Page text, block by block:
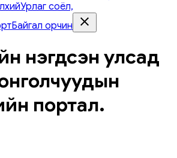
Урлаг соёл,
Байгал орчин
нэгдсэн улсад
портал.